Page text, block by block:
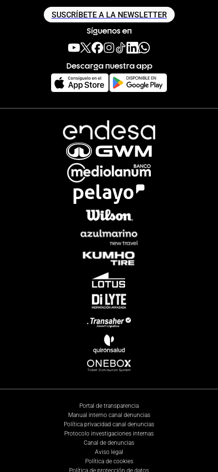
SUSCRÍBETE A LA NEWSLETTER
Síguenos en
Descarga nuestra app
Portal de transparencia
Manual interno canal denuncias
Política privacidad canal denuncias
Protocolo investigaciones internas
Canal de denuncias
Aviso legal
Política de cookies
Política de protección de datos